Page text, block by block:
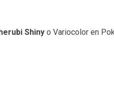
Shiny o Variocolor en